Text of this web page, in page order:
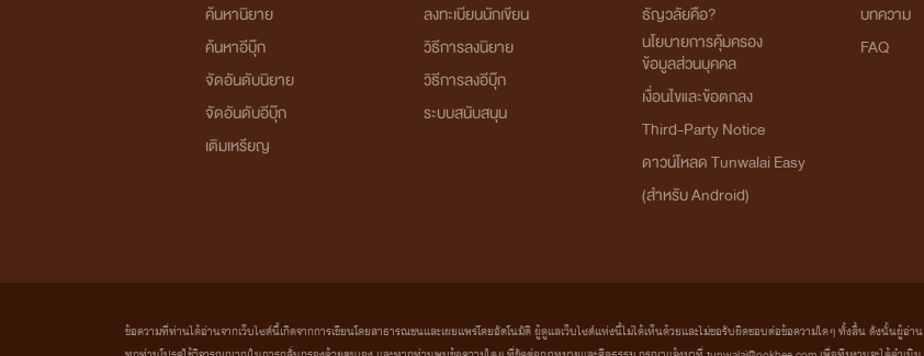
ค้นหานิยาย
ค้นหาอีบุ๊ก
จัดอันดับนิยาย
จัดอันดับอีบุ๊ก
เติมเหรียญ
ลงทะเบียนนักเขียน
วิธีการลงนิยาย
วิธีการลงอีบุ๊ก
ระบบสนับสนุน
ธัญวลัยคือ?
นโยบายการคุ้มครอง
ข้อมูลส่วนบุคคล
เงื่อนไขและข้อตกลง
Third-Party Notice
ดาวน์โหลด Tunwalai Easy
(สำหรับ Android)
บทความ
FAQ
ข้อความที่ท่านได้อ่านจากเว็บไซต์นี้เกิดจากการเขียนโดยสาธารณชนและเผยแพร่โดยอัตโนมัติ ผู้ดูแลเว็บไซต์แห่งนี้ไม่ได้เห็นด้วยและไม่ขอรับผิดชอบต่อข้อความใดๆ ทั้งสิ้น ดังนั้นผู้อ่าน